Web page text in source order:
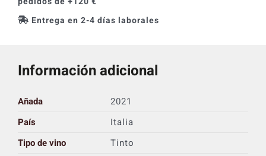
Entrega en 2-4 días laborales
Información adicional
Añada
2021
País
Italia
Tipo de vino
Tinto